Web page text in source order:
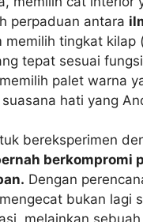
perpaduan antara
memilih tingkat kilap
tepat sesuai
palet warna
hati yang
bereksperimen
berkompromi
Dengan
bukan lagi